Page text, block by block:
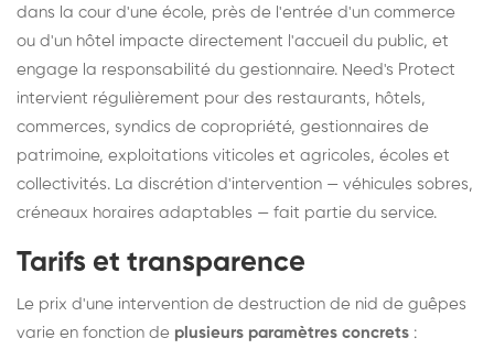
dans la cour d'une école, près de l'entrée d'un commerce
ou d'un hôtel impacte directement l'accueil du public, et
engage la responsabilité du gestionnaire. Need's Protect
intervient régulièrement pour des restaurants, hôtels,
commerces, syndics de copropriété, gestionnaires de
patrimoine, exploitations viticoles et agricoles, écoles et
collectivités. La discrétion d'intervention — véhicules sobres,
créneaux horaires adaptables — fait partie du service.
Tarifs et transparence
Le prix d'une intervention de destruction de nid de guêpes
varie en fonction de plusieurs paramètres concrets :